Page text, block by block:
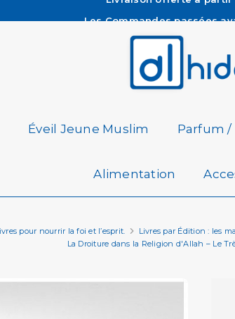
Besoin d'aide ?
Livraison offerte à partir
Éveil Jeune Muslim Parfum /
Alimentation
pour nourrir la foi et l’esprit. Livres par Édition : les
La Droiture dans la Religion d'Allah – Le